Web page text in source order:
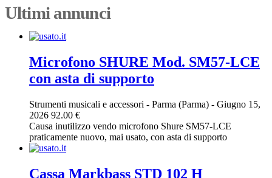
Ultimi annunci
Microfono SHURE Mod. SM57-LCE
con asta di supporto
Strumenti musicali e accessori - Parma (Parma) - Giugno 15,
2026 92.00 €
Causa inutilizzo vendo microfono Shure SM57-LCE
praticamente nuovo, mai usato, con asta di supporto
Cassa Markbass STD 102 H